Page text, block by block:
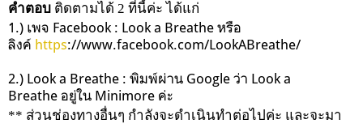
คำตอบ ติดตามได้ 2 ที่นี้ค่ะ ได้แก่
1.) เพจ Facebook : Look a Breathe หรือ
ลิงค์ https://www.facebook.com/LookABreathe/
2.) Look a Breathe : พิมพ์ผ่าน Google ว่า Look a
Breathe อยู่ใน Minimore ค่ะ
** ส่วนช่องทางอื่นๆ กำลังจะดำเนินทำต่อไปค่ะ และจะมา